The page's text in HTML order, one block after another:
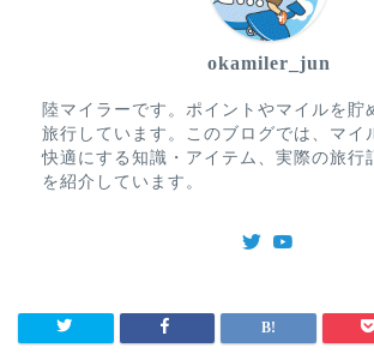
okamiler_jun
陸マイラーです。ポイントやマイルを貯
旅行しています。このブログでは、マイ
快適にする知識・アイテム、実際の旅行
を紹介しています。